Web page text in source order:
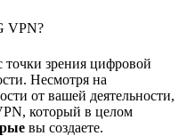
VPN?
точки зрения цифровой
Несмотря на
от вашей деятельности,
который в целом
вы создаете.